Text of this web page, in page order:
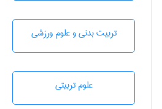
تربيت بدنی و علوم ورزشی
علوم تربيتی